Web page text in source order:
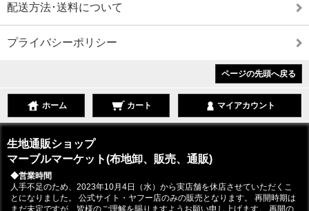
配送方法･送料について
プライバシーポリシー
ページの先頭へ戻る
ホーム カート マイアカウント
生地通販ショップ
マーブルマーケット(布地卸、販売、通販)
◆営業時間
人手不足のため、2023年10月4日（水）から実店舗を休店させていただくこ
とになりました。 公式サイト・ヤフー店のみの販売となります。 再開時期は
まだ未定ですが、皆様のご理解を賜りますようお願い申し上げます。 再開の